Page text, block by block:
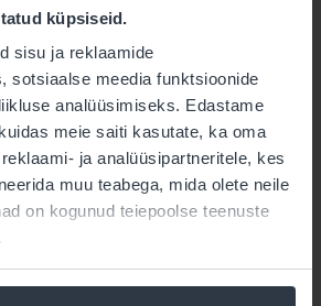
küpsiseid.
sisu ja reklaamide
sotsiaalse meedia funktsioonide
analüüsimiseks. Edastame
meie saiti kasutate, ka oma
ja analüüsipartneritele, kes
muu teabega, mida olete neile
on kogunud teiepoolse teenuste
loomine
– tema roll on luua
inimesed saavad kasvada. See
pakkumist kui ka toe
pool
rakendada?